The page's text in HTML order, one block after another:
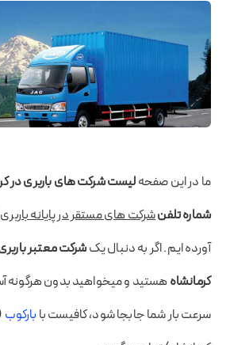
ما در این صفحهلیست شرکت های باربری در
شماره تلفنشرکت های مستقر در پایانه
آورده ایم. اگر به دنبال یکشرکت معتبر
کرمانشاه هستید و میخواهید بدون هرگونه
سرعت بار شما جابجا شود، کافیست با بارکوب